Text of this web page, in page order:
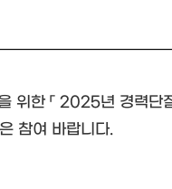
위한 「 2025년 경력단
참여 바랍니다.